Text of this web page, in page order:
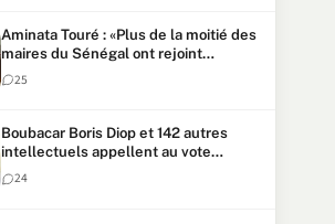
Aminata Touré : «Plus de la moitié des
maires du Sénégal ont rejoint
Kiiraay»
25
Boubacar Boris Diop et 142 autres
intellectuels appellent au vote
urgent de la révision
constitutionnelle
24